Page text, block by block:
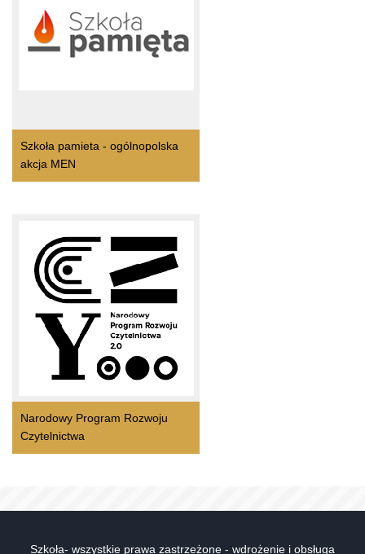
Szkoła pamieta - ogólnopolska
akcja MEN
Narodowy Program Rozwoju
Czytelnictwa
Szkoła- wszystkie prawa zastrzeżone - wdrożenie i obsługa